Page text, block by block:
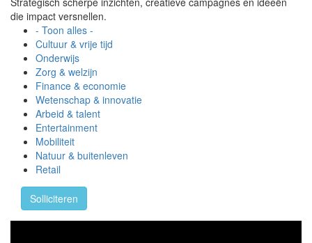
die impact versnellen.
- Toon alles -
Cultuur & vrije tijd
Onderwijs
Zorg & welzijn
Finance & economie
Wetenschap & innovatie
Arbeid & talent
Entertainment
Mobiliteit
Natuur & buitenleven
Retail
Solliciteren